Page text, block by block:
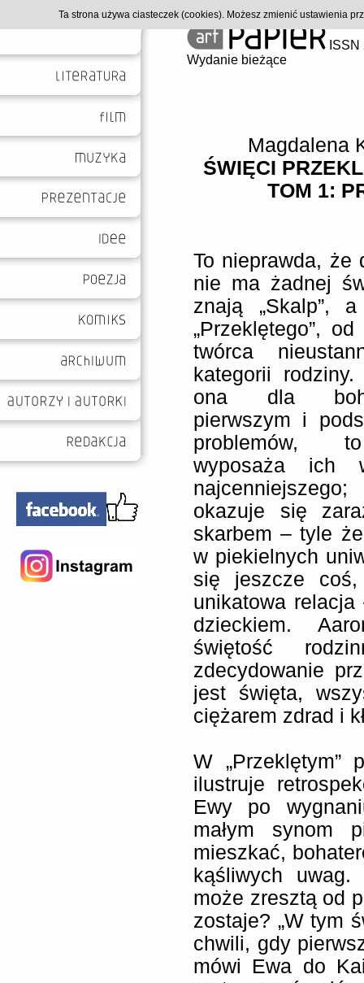
Wydanie bieżące
Magdalena
ŚWIĘCI
TOM 1:
To nieprawda, że
nie ma żadnej
znają „Skalp”,
„Przeklętego”,
twórca
kategorii
ona dla
pierwszym i
problemów,
wyposaża
okazuje się
skarbem – tyle
w piekielnych
się jeszcze
unikatowa
dzieckiem.
świętość
zdecydowanie
jest święta,
ciężarem zdrad i
W „Przeklętym”
ilustruje
Ewy po
małym synom
mieszkać,
kąśliwych
może zresztą od
zostaje? „W tym
chwili, gdy
mówi Ewa do
Ta strona używa ciasteczek (cookies). Możesz zmienić ustawienia